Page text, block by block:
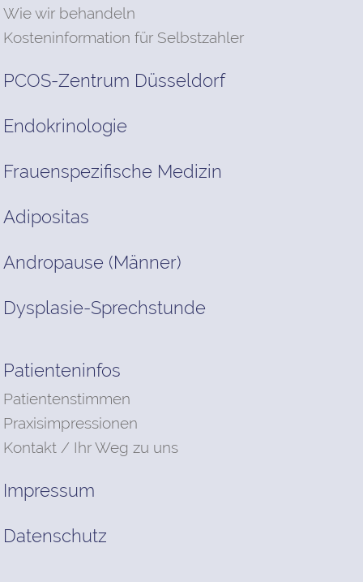
Wie wir behandeln
Kosteninformation für Selbstzahler
PCOS-Zentrum Düsseldorf
Endokrinologie
Frauenspezifische Medizin
Adipositas
Andropause (Männer)
Dysplasie-Sprechstunde
Patienteninfos
Patientenstimmen
Praxisimpressionen
Kontakt / Ihr Weg zu uns
Impressum
Datenschutz